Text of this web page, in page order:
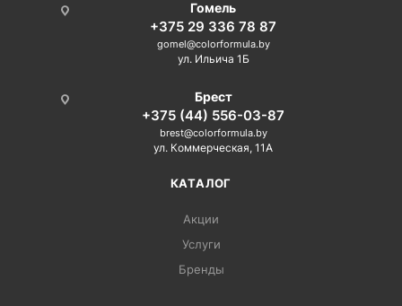
Гомель
+375 29 336 78 87
gomel@colorformula.by
ул. Ильича 1Б
Брест
+375 (44) 556-03-87
brest@colorformula.by
ул. Коммерческая, 11А
КАТАЛОГ
Акции
Услуги
Бренды